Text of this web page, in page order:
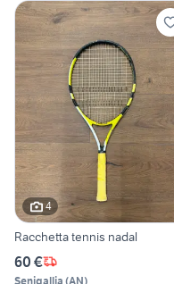
4
Racchetta tennis nadal
60 €
Senigallia (AN)